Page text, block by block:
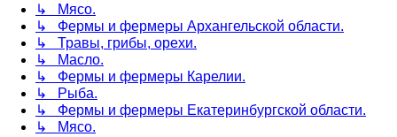
↳ Мясо.
↳ Фермы и фермеры Архангельской области.
↳ Травы, грибы, орехи.
↳ Масло.
↳ Фермы и фермеры Карелии.
↳ Рыба.
↳ Фермы и фермеры Екатеринбургской области.
↳ Мясо.